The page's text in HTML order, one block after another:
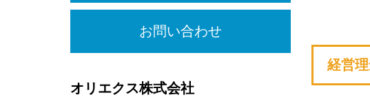
経営
お問い合わせ
オリエクス株式会社